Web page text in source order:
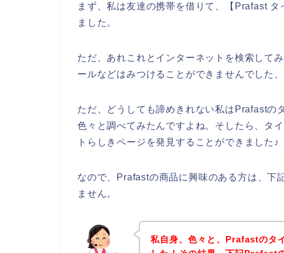
まず、私は友達の携帯を借りて、【Prafast
ました。
ただ、あれこれとインターネットを検索して
ールなどはみつけることができませんでした、
ただ、どうしても諦めきれない私はPrafastの
色々と調べてみたんですよね。そしたら、タ
トらしきページを発見することができました♪
なので、Prafastの商品に興味のある方は、下
ません。
私自身、色々と、Prafastのタ